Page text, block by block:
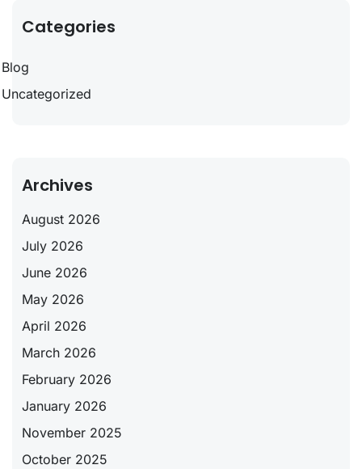
Categories
Blog
Uncategorized
Archives
August 2026
July 2026
June 2026
May 2026
April 2026
March 2026
February 2026
January 2026
November 2025
October 2025